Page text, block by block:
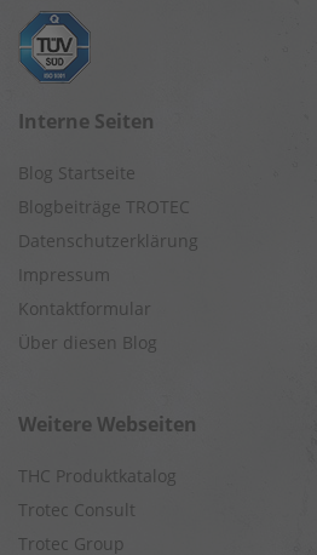
Interne Seiten
Blog Startseite
Blogbeiträge TROTEC
Datenschutzerklärung
Impressum
Kontaktformular
Über diesen Blog
Weitere Webseiten
THC Produktkatalog
Trotec Consult
Trotec Group